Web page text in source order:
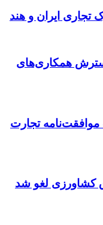
ایران و هند
همکاری‌های
تجارت
کشاورزی لغو شد